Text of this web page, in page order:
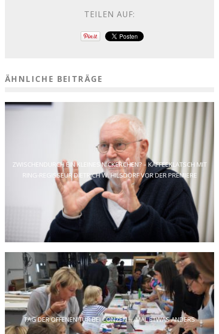
TEILEN AUF:
ÄHNLICHE BEITRÄGE
ZWISCHENDURCH EIN KLEINES NICKERCHEN? – KAFFEEKLATSCH MIT
RING-REGISSEUR DIETRICH W. HILSDORF VOR DER PREMIERE
TAG DER OFFENEN TÜR BEI CONZEN … MAL ETWAS ANDERS